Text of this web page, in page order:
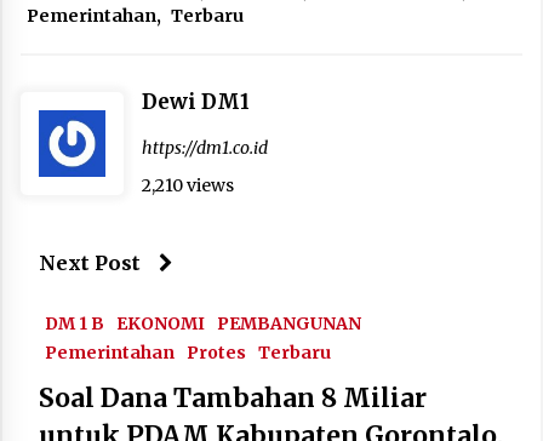
Pemerintahan, Terbaru
Dewi DM1
https://dm1.co.id
2,210 views
Next Post
DM 1 B EKONOMI PEMBANGUNAN
Pemerintahan Protes Terbaru
Soal Dana Tambahan 8 Miliar